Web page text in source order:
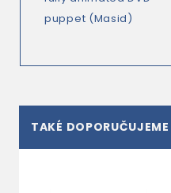
puppet (Masid)
TAKÉ DOPORUČUJEME